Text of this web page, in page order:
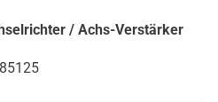
/ Achs-Verstärker